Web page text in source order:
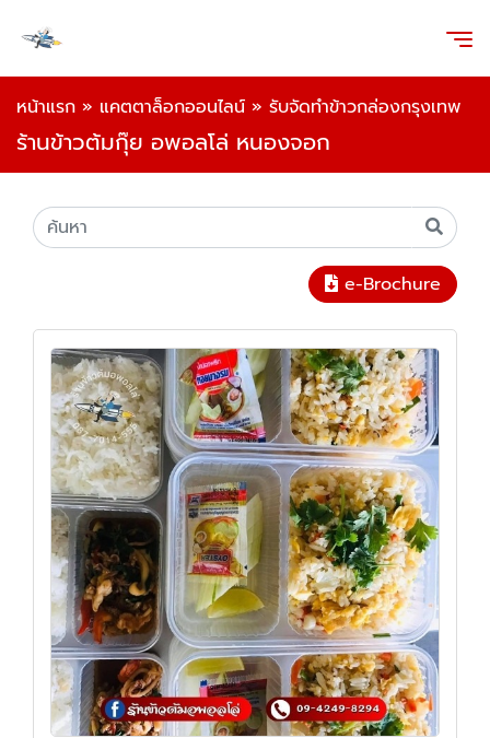
หน้าแรก » แคตตาล็อกออนไลน์ » รับจัดทำข้าวกล่องกรุงเทพ
ร้านข้าวต้มกุ๊ย อพอลโล่ หนองจอก
e-Brochure